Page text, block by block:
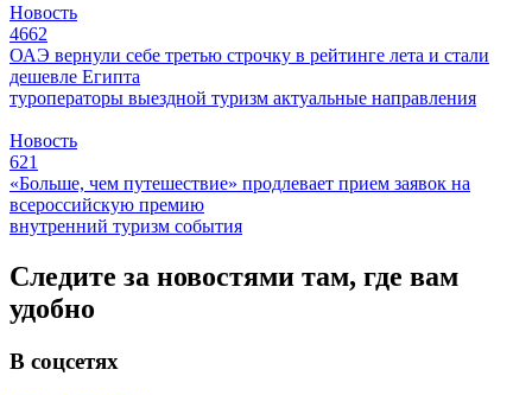
Новость
4662
ОАЭ вернули себе третью строчку в рейтинге лета и стали
дешевле Египта
туроператоры выездной туризм актуальные направления
Новость
621
«Больше, чем путешествие» продлевает прием заявок на
всероссийскую премию
внутренний туризм события
Следите за новостями там, где вам
удобно
В соцсетях